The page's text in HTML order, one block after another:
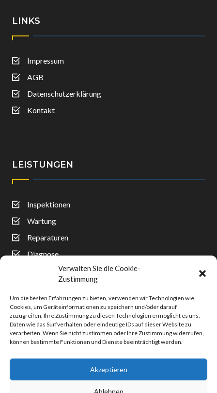
Verwalten Sie die Cookie-
Zustimmung
Um die besten Erfahrungen zu bieten, verwenden wir Technologien wie
Cookies, um Geräteinformationen zu speichern und/oder darauf
zuzugreifen. Ihre Zustimmung zu diesen Technologien ermöglicht es uns,
Daten wie das Surfverhalten oder eindeutige IDs auf dieser Website zu
verarbeiten. Wenn Sie nicht zustimmen oder Ihre Zustimmung widerrufen,
können bestimmte Funktionen und Dienste beeinträchtigt werden.
Akzeptieren
Ablehnen
LINKS
Impressum
AGB
Datenschutzerklärung
Kontakt
LEISTUNGEN
Inspektionen
Wartung
Reparaturen
Diagnose
Reifenwechsel
Unfallreparaturen
Klimaanlagen